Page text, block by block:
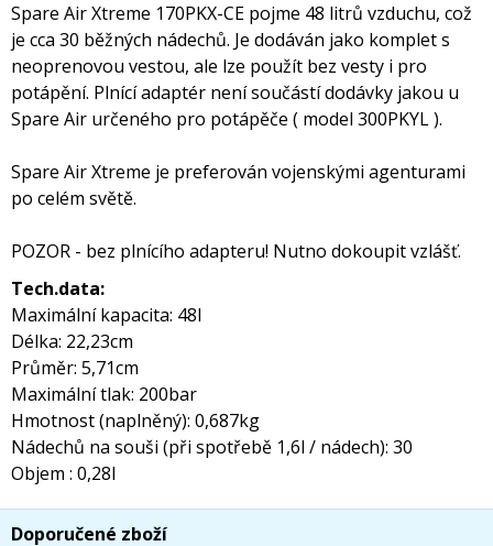
Spare Air Xtreme 170PKX-CE pojme 48 litrů vzduchu, což
je cca 30 běžných nádechů. Je dodáván jako komplet s
neoprenovou vestou, ale lze použít bez vesty i pro
potápění. Plnící adaptér není součástí dodávky jakou u
Spare Air určeného pro potápěče ( model 300PKYL ).
Spare Air Xtreme je preferován vojenskými agenturami
po celém světě.
POZOR - bez plnícího adapteru! Nutno dokoupit vzlášť.
Tech.data:
Maximální kapacita: 48l
Délka: 22,23cm
Průměr: 5,71cm
Maximální tlak: 200bar
Hmotnost (naplněný): 0,687kg
Nádechů na souši (při spotřebě 1,6l / nádech): 30
Objem : 0,28l
Doporučené zboží